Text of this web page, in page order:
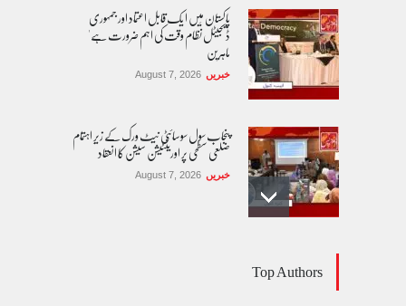
پاکستان مِیں ا یک قابل اعتماد اور جمہوری
ڈیجیٹل نظام وقت کی اہم ضرورت ہے'
ماہرین
خبریں August 7, 2026
پنجاب سول سوسائٹی نیٹ ورک کے زیرِ اہتمام
ضلعی سطحی پر اورینٹیشن سیشن کا انعقاد
خبریں August 7, 2026
Top Authors